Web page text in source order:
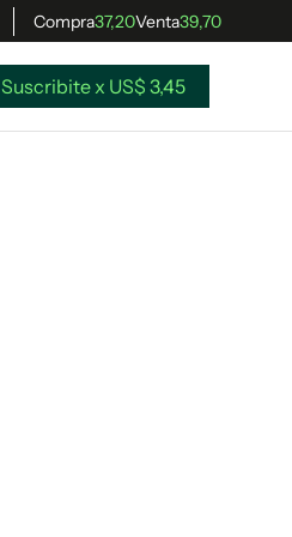
Compra37,20Venta39,70
Suscribite x US$ 3,45